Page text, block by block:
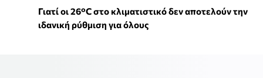
Γιατί οι 26°C στο κλιματιστικό δεν αποτελούν την
ιδανική ρύθμιση για όλους